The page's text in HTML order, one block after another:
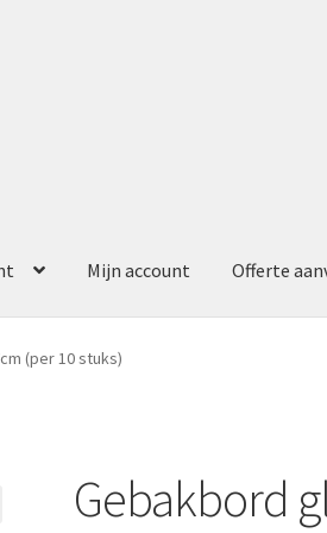
Mijn account Offerte
Offerte aanvraag
(per 10 stuks)
Gebakbord